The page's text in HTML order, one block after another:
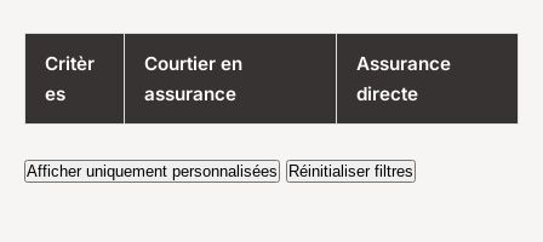
Critèr
es
Courtier en
assurance
Assurance
directe
Afficher uniquement personnalisées Réinitialiser filtres